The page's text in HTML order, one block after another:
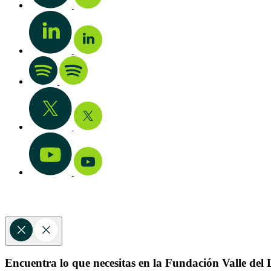
Encuentra lo que necesitas en la Fundación Valle del